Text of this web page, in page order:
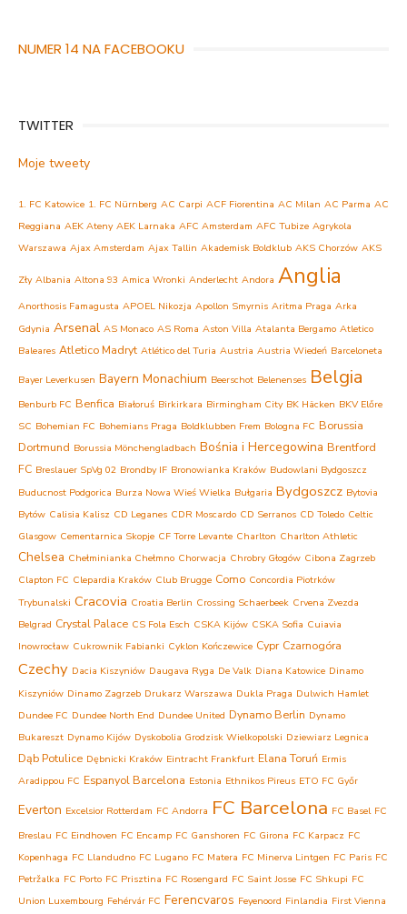
NUMER 14 NA FACEBOOKU
TWITTER
Moje tweety
1. FC Katowice 1. FC Nürnberg AC Carpi ACF Fiorentina AC Milan AC Parma AC
Reggiana AEK Ateny AEK Larnaka AFC Amsterdam AFC Tubize Agrykola
Warszawa Ajax Amsterdam Ajax Tallin Akademisk Boldklub AKS Chorzów AKS
Zły Albania Altona 93 Amica Wronki Anderlecht Andora Anglia
Anorthosis Famagusta APOEL Nikozja Apollon Smyrnis Aritma Praga Arka
Gdynia Arsenal AS Monaco AS Roma Aston Villa Atalanta Bergamo Atletico
Baleares Atletico Madryt Atlético del Turia Austria Austria Wiedeń Barceloneta
Bayer Leverkusen Bayern Monachium Beerschot Belenenses Belgia
Benburb FC Benfica Białoruś Birkirkara Birmingham City BK Häcken BKV Előre
SC Bohemian FC Bohemians Praga Boldklubben Frem Bologna FC Borussia
Dortmund Borussia Mönchengladbach Bośnia i Hercegowina Brentford
FC Breslauer SpVg 02 Brondby IF Bronowianka Kraków Budowlani Bydgoszcz
Buducnost Podgorica Burza Nowa Wieś Wielka Bułgaria Bydgoszcz Bytovia
Bytów Calisia Kalisz CD Leganes CDR Moscardo CD Serranos CD Toledo Celtic
Glasgow Cementarnica Skopje CF Torre Levante Charlton Charlton Athletic
Chelsea Chełminianka Chełmno Chorwacja Chrobry Głogów Cibona Zagrzeb
Clapton FC Clepardia Kraków Club Brugge Como Concordia Piotrków
Trybunalski Cracovia Croatia Berlin Crossing Schaerbeek Crvena Zvezda
Belgrad Crystal Palace CS Fola Esch CSKA Kijów CSKA Sofia Cuiavia
Inowrocław Cukrownik Fabianki Cyklon Kończewice Cypr Czarnogóra
Czechy Dacia Kiszyniów Daugava Ryga De Valk Diana Katowice Dinamo
Kiszyniów Dinamo Zagrzeb Drukarz Warszawa Dukla Praga Dulwich Hamlet
Dundee FC Dundee North End Dundee United Dynamo Berlin Dynamo
Bukareszt Dynamo Kijów Dyskobolia Grodzisk Wielkopolski Dziewiarz Legnica
Dąb Potulice Dębnicki Kraków Eintracht Frankfurt Elana Toruń Ermis
Aradippou FC Espanyol Barcelona Estonia Ethnikos Pireus ETO FC Győr
Everton Excelsior Rotterdam FC Andorra FC Barcelona FC Basel FC
Breslau FC Eindhoven FC Encamp FC Ganshoren FC Girona FC Karpacz FC
Kopenhaga FC Llandudno FC Lugano FC Matera FC Minerva Lintgen FC Paris FC
Petržalka FC Porto FC Prisztina FC Rosengard FC Saint Josse FC Shkupi FC
Union Luxembourg Fehérvár FC Ferencvaros Feyenoord Finlandia First Vienna